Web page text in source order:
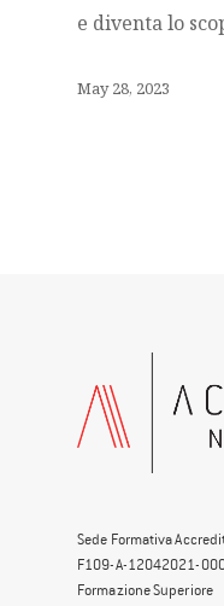
e diventa lo
May 28, 2023
Sede Formativa
F109-A-12042021-
Formazione Superiore